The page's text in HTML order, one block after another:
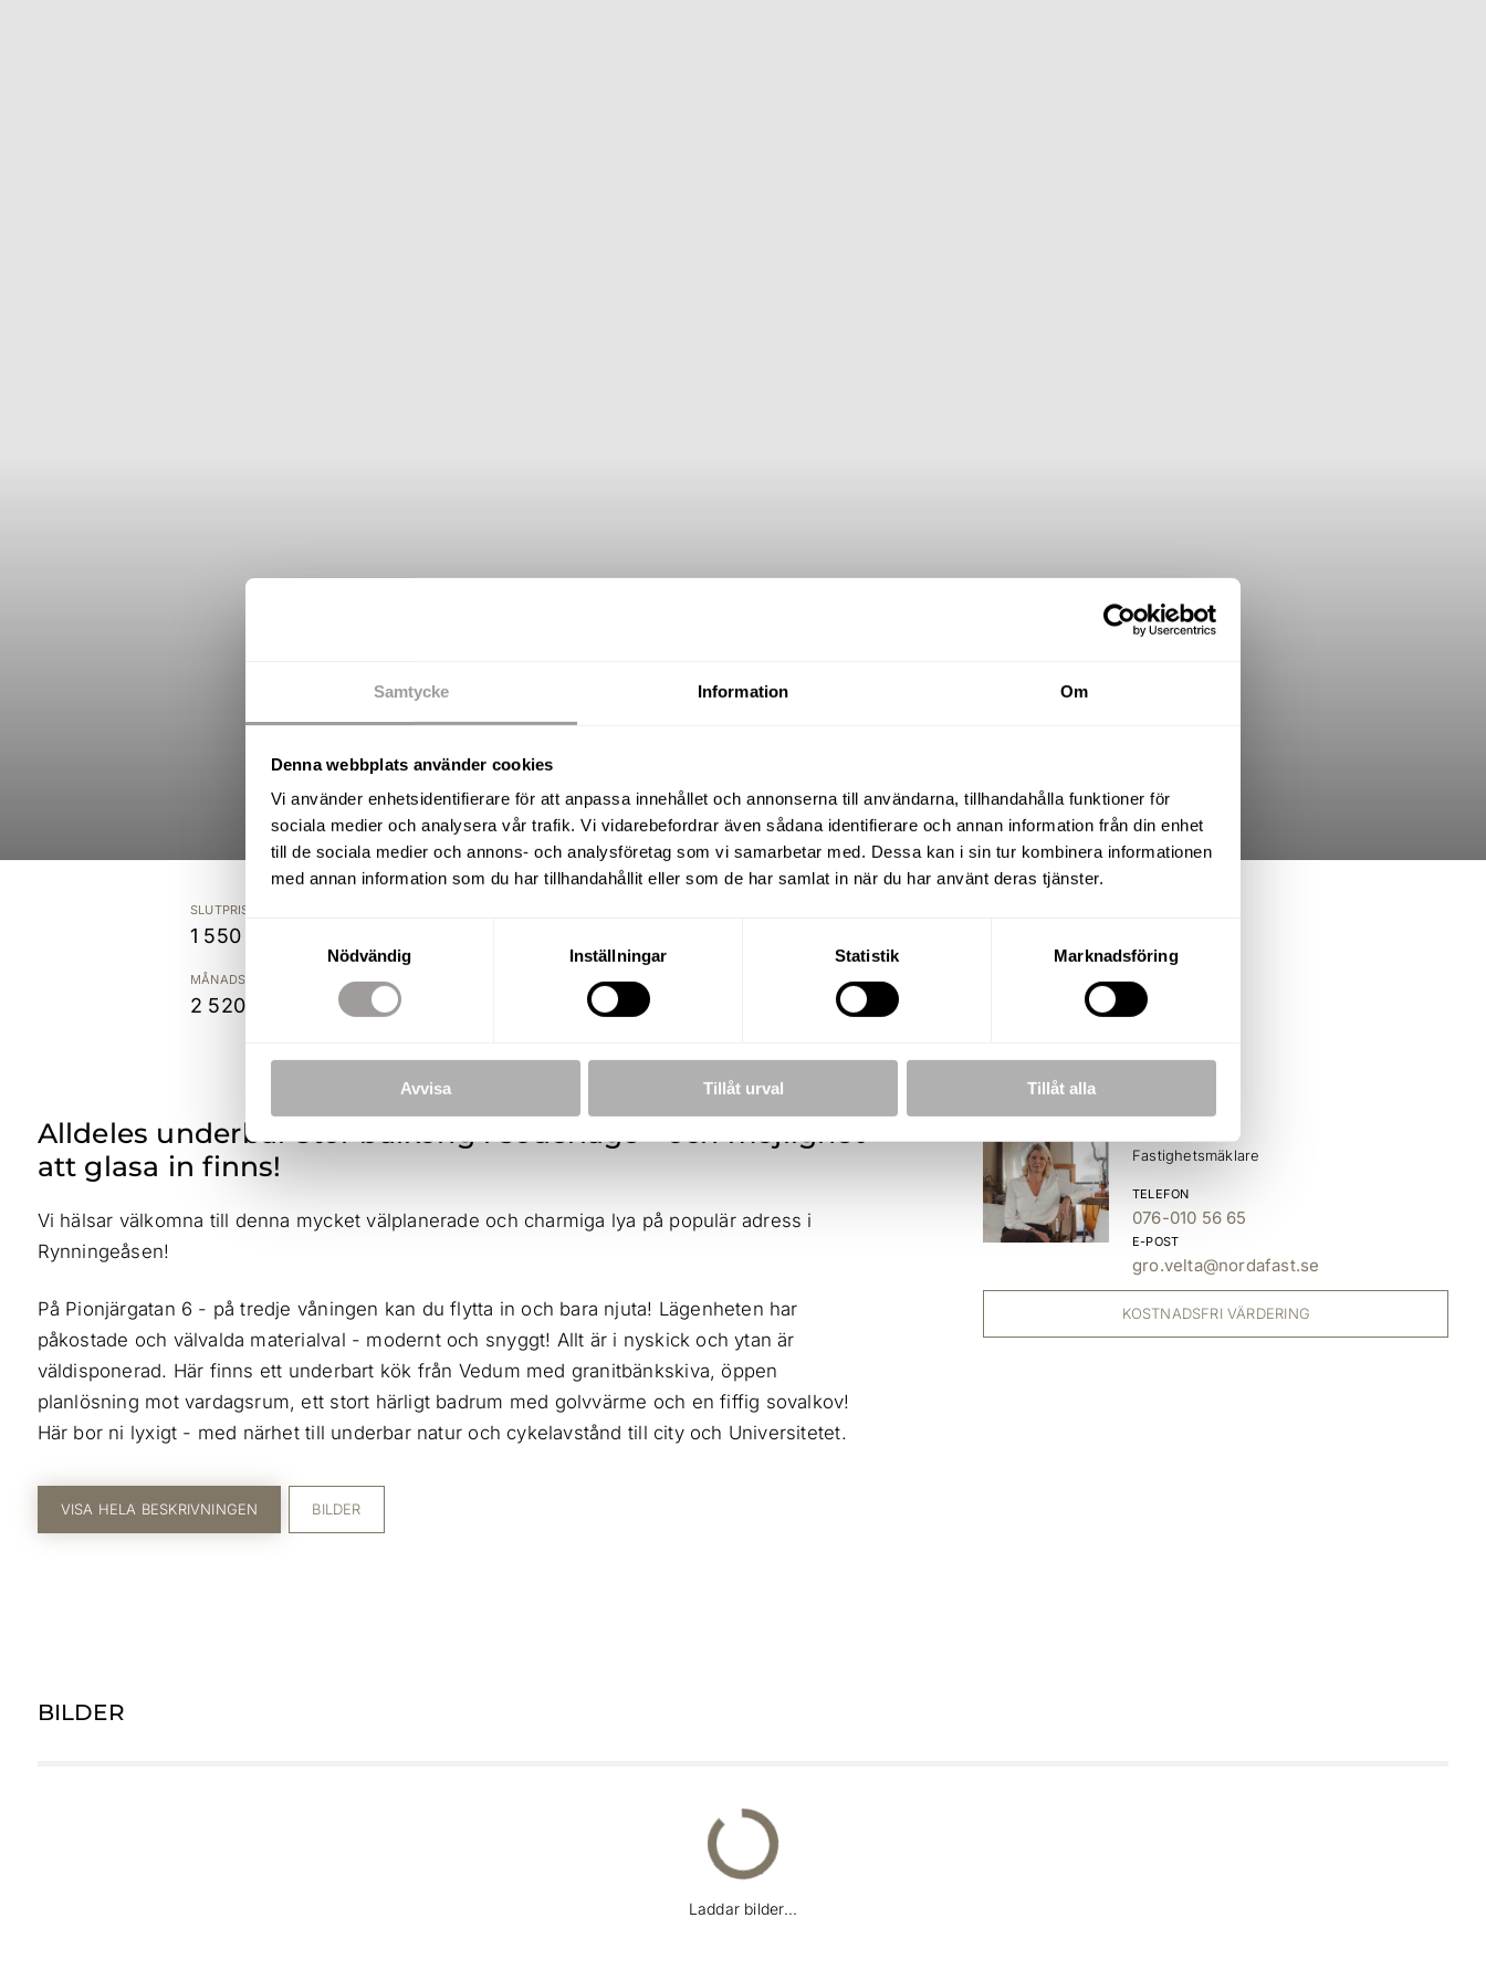
Samtycke Information Om
Denna webbplats använder cookies
Vi använder enhetsidentifierare för att anpassa innehållet och annonserna till användarna, tillhandahålla funktioner för
sociala medier och analysera vår trafik. Vi vidarebefordrar även sådana identifierare och annan information från din enhet
till de sociala medier och annons- och analysföretag som vi samarbetar med. Dessa kan i sin tur kombinera informationen
med annan information som du har tillhandahållit eller som de har samlat in när du har använt deras tjänster.
Nödvändig
Inställningar Statistik Marknadsföring
Avvisa Tillåt urval Tillåt alla
Pionjärgatan 6, Rynningeåsen
SLUTPRIS
1 550 000 kr
MÅNADSAVGIFT
2 520 kr
UPPLÅTELSEFORM
Bostadsrätt
Alldeles underbar stor balkong i söderläge - och möjlighet
att glasa in finns!
Vi hälsar välkomna till denna mycket välplanerade och charmiga lya på populär adress i
Rynningeåsen!
På Pionjärgatan 6 - på tredje våningen kan du flytta in och bara njuta! Lägenheten har
påkostade och välvalda materialval - modernt och snyggt! Allt är i nyskick och ytan är
väldisponerad. Här finns ett underbart kök från Vedum med granitbänkskiva, öppen
planlösning mot vardagsrum, ett stort härligt badrum med golvvärme och en fiffig sovalkov!
Här bor ni lyxigt - med närhet till underbar natur och cykelavstånd till city och Universitetet.
VISA HELA BESKRIVNINGEN BILDER
Fastighetsmäklare
TELEFON
076-010 56 65
E-POST
gro.velta@nordafast.se
KOSTNADSFRI VÄRDERING
BILDER
Laddar bilder...